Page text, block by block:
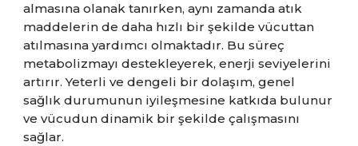
almasına olanak tanırken, aynı zamanda atık
maddelerin de daha hızlı bir şekilde vücuttan
atılmasına yardımcı olmaktadır. Bu süreç
metabolizmayı destekleyerek, enerji seviyelerini
artırır. Yeterli ve dengeli bir dolaşım, genel
sağlık durumunun iyileşmesine katkıda bulunur
ve vücudun dinamik bir şekilde çalışmasını
sağlar.